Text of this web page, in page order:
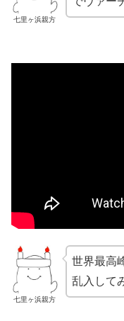
七里ヶ浜親方
七里ヶ浜親方
世界最高
乱入して